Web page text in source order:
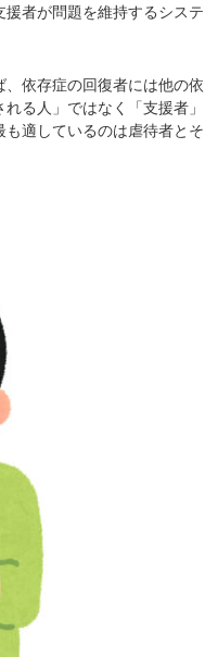
者が問題を維持するシステ
依存症の回復者には他の依
る人」ではなく「支援者」
適しているのは虐待者とそ